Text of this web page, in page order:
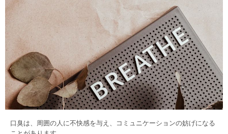
口臭は、周囲の人に不快感を与え、コミュニケーションの妨げになる